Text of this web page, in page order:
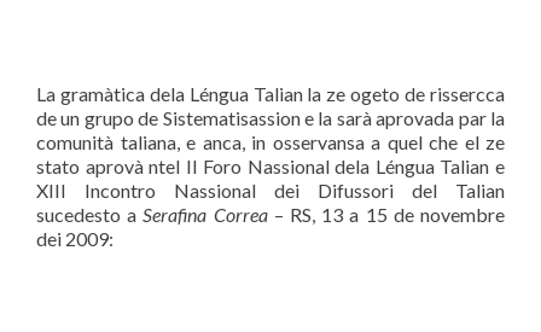
La gramàtica dela Léngua Talian la ze ogeto de rissercca
de un grupo de Sistematisassion e la sarà aprovada par la
comunità taliana, e anca, in osservansa a quel che el ze
stato aprovà ntel II Foro Nassional dela Léngua Talian e
XIII Incontro Nassional dei Difussori del Talian
sucedesto aSerafina Correa– RS, 13 a 15 de novembre
dei 2009: